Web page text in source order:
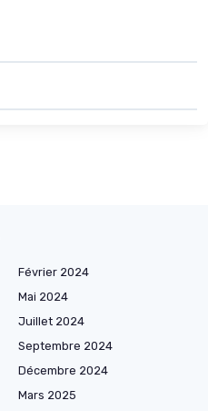
Février 2024
Mai 2024
Juillet 2024
Septembre 2024
Décembre 2024
Mars 2025